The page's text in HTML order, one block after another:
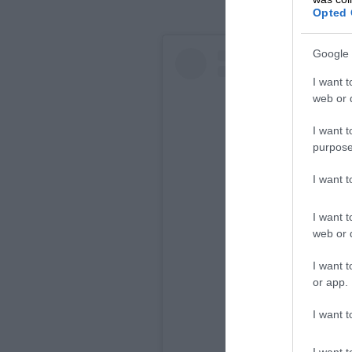
Opted
Google
I want
web or
I want
I want
I want
web or
I want
or app.
I want